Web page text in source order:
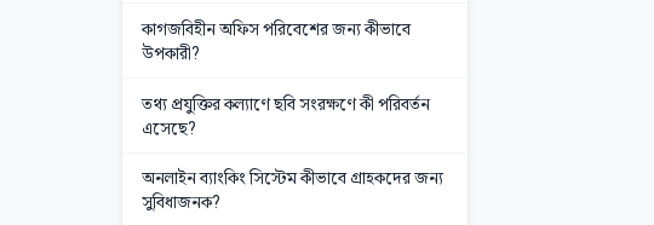
কাগজবিহীন অফিস পরিবেশের জন্য কীভাবে
উপকারী?
তথ্য প্রযুক্তির কল্যাণে ছবি সংরক্ষণে কী পরিবর্তন
এসেছে?
অনলাইন ব্যাংকিং সিস্টেম কীভাবে গ্রাহকদের জন্য
সুবিধাজনক?